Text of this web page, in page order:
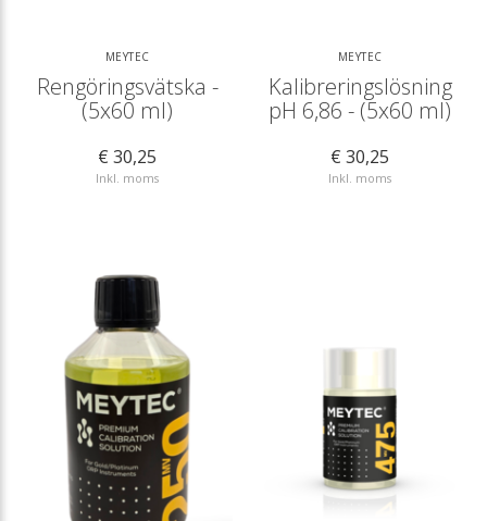
MEYTEC
Rengöringsvätska -
(5x60 ml)
€ 30,25
Inkl. moms
MEYTEC
Kalibreringslösning
pH 6,86 - (5x60 ml)
€ 30,25
Inkl. moms